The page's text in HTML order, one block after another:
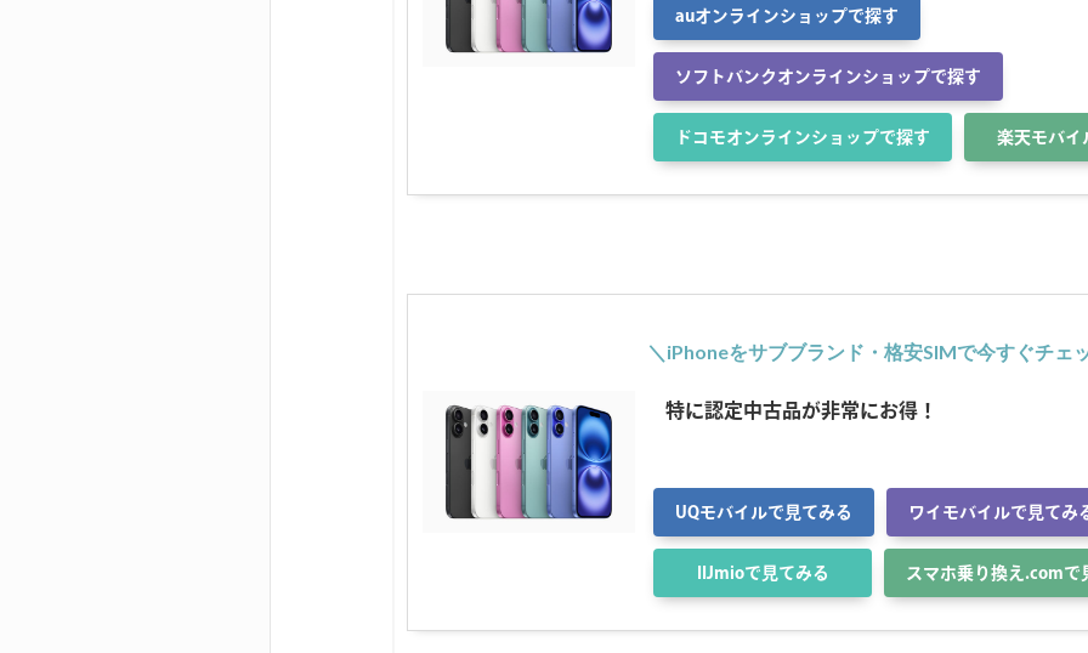
auオンラインショップで探す
ソフトバンクオンラインショップで探す
ドコモオンラインショップで探す 楽天モバイ
＼iPhoneをサブブランド・格安SIMで今すぐチェ
特に認定中古品が非常にお得！
UQモバイルで見てみる ワイモバイルで見てみ
IIJmioで見てみる スマホ乗り換え.comで